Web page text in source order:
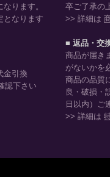
ります。
となります
金引換
認下さい
卒ご了承の
>> 詳細は
■ 返品・交
商品が届き
がないかを
商品の品質
良・破損・
日以内）ご
>> 詳細は